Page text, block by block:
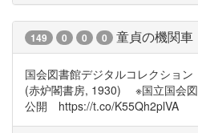
149 0 0 0 童貞の機関車
国会図書館デジタルコレクショ
(赤炉閣書房, 1930) ※国立国会図
公開 https://t.co/K55Qh2plVA